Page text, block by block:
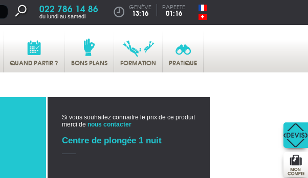
022 786 14 86
du lundi au samedi
GENÈVE
13:16
PAPEETE
01:16
QUAND PARTIR ? BONS PLANS FORMATION PRATIQUE
Si vous souhaitez connaitre le prix de ce produit
merci de nous contacter
Centre de plongée 1 nuit